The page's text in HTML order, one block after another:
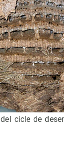
cicle de